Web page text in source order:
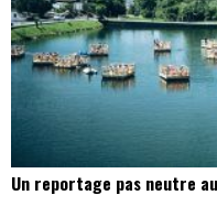
Un reportage pas neutre